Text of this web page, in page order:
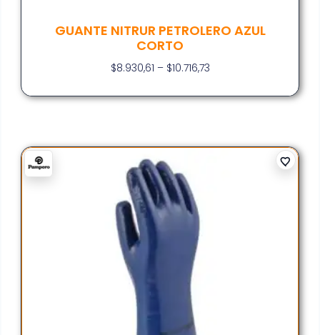
GUANTE NITRUR PETROLERO AZUL
CORTO
$8.930,61 – $10.716,73